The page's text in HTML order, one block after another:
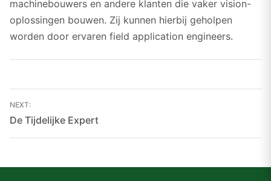
machinebouwers en andere klanten die vaker vision-
oplossingen bouwen. Zij kunnen hierbij geholpen
worden door ervaren field application engineers.
Bericht
navigatie
NEXT:
De Tijdelijke Expert